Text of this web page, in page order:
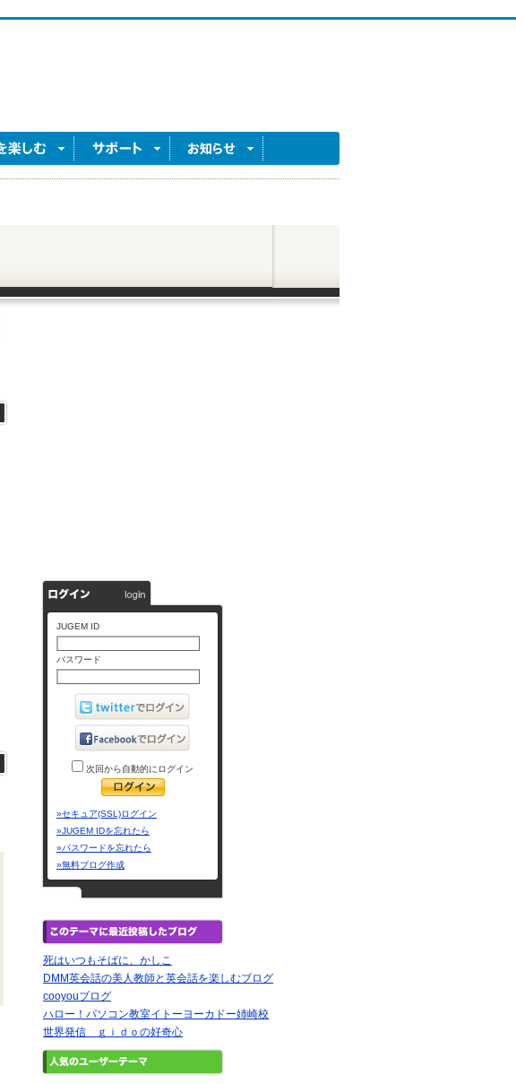
JUGEM ID
パスワード
次回から自動的にログイン
»セキュア(SSL)ログイン
»JUGEM IDを忘れたら
»パスワードを忘れたら
»無料ブログ作成
死はいつもそばに、かしこ
DMM英会話の美人教師と英会話を楽しむブログ
cooyouブログ
ハロー！パソコン教室イトーヨーカドー姉崎校
世界発信 ｇｉｄｏの好奇心